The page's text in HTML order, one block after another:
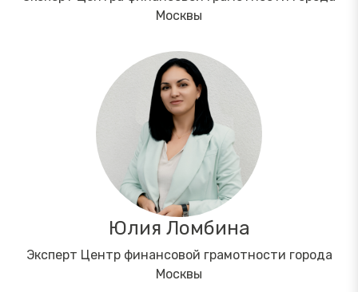
Москвы
Юлия Ломбина
Эксперт Центр финансовой грамотности города
Москвы